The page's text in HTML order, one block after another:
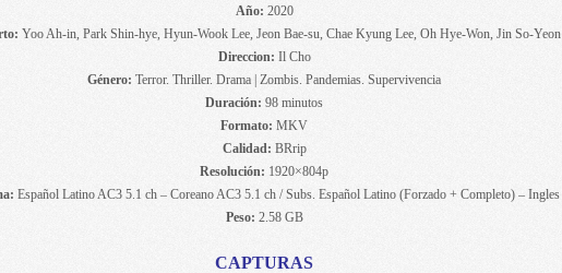
Año: 2020
Yoo Ah-in, Park Shin-hye, Hyun-Wook Lee, Jeon Bae-su, Chae Kyung Lee, Oh Hye-Won, Jin So-Yeon
Direccion: Il Cho
Género: Terror. Thriller. Drama | Zombis. Pandemias. Supervivencia
Duración: 98 minutos
Formato: MKV
Calidad: BRrip
Resolución: 1920×804p
Español Latino AC3 5.1 ch – Coreano AC3 5.1 ch / Subs. Español Latino (Forzado + Completo) – Ingles
Peso: 2.58 GB
CAPTURAS